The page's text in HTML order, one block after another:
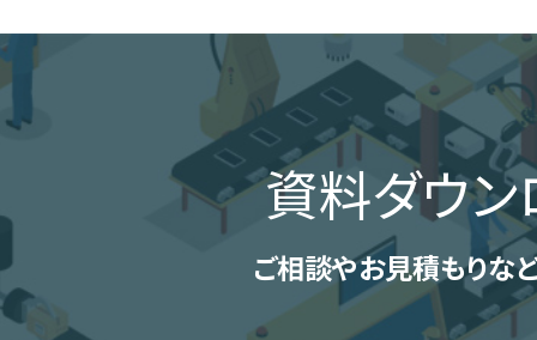
資料ダウン
ご相談やお見積もりなど